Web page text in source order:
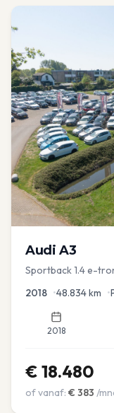
Audi A3
Sportback 1.4 e-
2018 •48.834km •
2018
€ 18.480
of vanaf: € 383 /